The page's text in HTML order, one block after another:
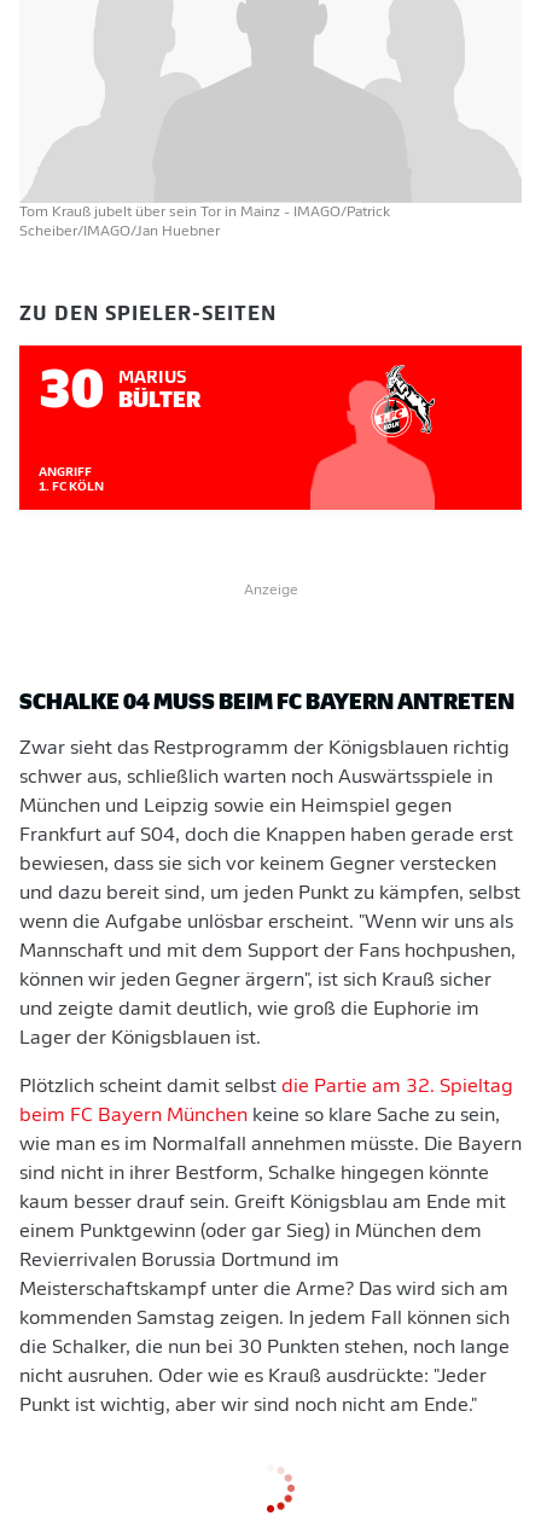
Tom Krauß jubelt über sein Tor in Mainz - IMAGO/Patrick
Scheiber/IMAGO/Jan Huebner
ZU DEN SPIELER-SEITEN
30 MARIUS
BÜLTER
ANGRIFF
1. FC KÖLN
Anzeige
SCHALKE 04 MUSS BEIM FC BAYERN ANTRETEN
Zwar sieht das Restprogramm der Königsblauen richtig
schwer aus, schließlich warten noch Auswärtsspiele in
München und Leipzig sowie ein Heimspiel gegen
Frankfurt auf S04, doch die Knappen haben gerade erst
bewiesen, dass sie sich vor keinem Gegner verstecken
und dazu bereit sind, um jeden Punkt zu kämpfen, selbst
wenn die Aufgabe unlösbar erscheint. "Wenn wir uns als
Mannschaft und mit dem Support der Fans hochpushen,
können wir jeden Gegner ärgern", ist sich Krauß sicher
und zeigte damit deutlich, wie groß die Euphorie im
Lager der Königsblauen ist.
Plötzlich scheint damit selbst die Partie am 32. Spieltag
beim FC Bayern München keine so klare Sache zu sein,
wie man es im Normalfall annehmen müsste. Die Bayern
sind nicht in ihrer Bestform, Schalke hingegen könnte
kaum besser drauf sein. Greift Königsblau am Ende mit
einem Punktgewinn (oder gar Sieg) in München dem
Revierrivalen Borussia Dortmund im
Meisterschaftskampf unter die Arme? Das wird sich am
kommenden Samstag zeigen. In jedem Fall können sich
die Schalker, die nun bei 30 Punkten stehen, noch lange
nicht ausruhen. Oder wie es Krauß ausdrückte: "Jeder
Punkt ist wichtig, aber wir sind noch nicht am Ende."